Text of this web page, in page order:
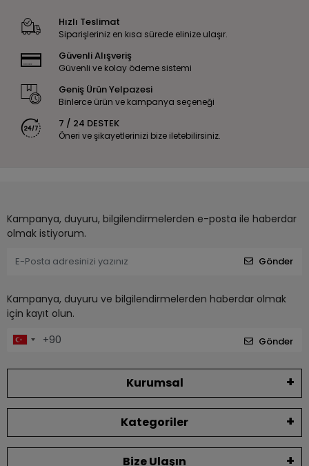
Hızlı Teslimat
Siparişleriniz en kısa sürede elinize ulaşır.
Güvenli Alışveriş
Güvenli ve kolay ödeme sistemi
Geniş Ürün Yelpazesi
Binlerce ürün ve kampanya seçeneği
7 / 24 DESTEK
Öneri ve şikayetlerinizi bize iletebilirsiniz.
Kampanya, duyuru, bilgilendirmelerden e-posta ile haberdar
olmak istiyorum.
Gönder
Kampanya, duyuru ve bilgilendirmelerden haberdar olmak
için kayıt olun.
Gönder
Kurumsal
Kategoriler
Bize Ulaşın